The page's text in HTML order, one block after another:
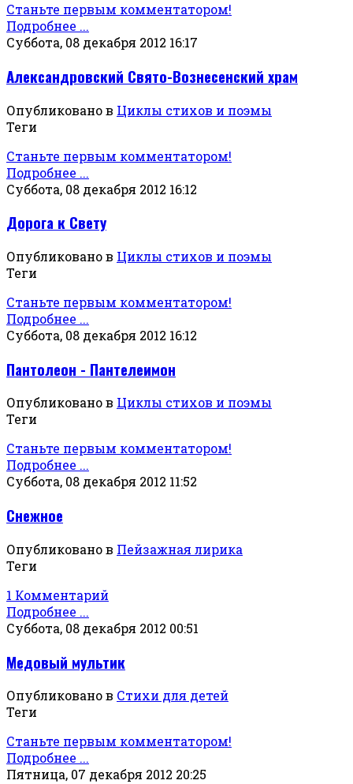
Станьте первым комментатором!
Подробнее ...
Суббота, 08 декабря 2012 16:17
Александровский Свято-Вознесенский храм
Опубликовано в Циклы стихов и поэмы
Теги
Станьте первым комментатором!
Подробнее ...
Суббота, 08 декабря 2012 16:12
Дорога к Свету
Опубликовано в Циклы стихов и поэмы
Теги
Станьте первым комментатором!
Подробнее ...
Суббота, 08 декабря 2012 16:12
Пантолеон - Пантелеимон
Опубликовано в Циклы стихов и поэмы
Теги
Станьте первым комментатором!
Подробнее ...
Суббота, 08 декабря 2012 11:52
Снежное
Опубликовано в Пейзажная лирика
Теги
1 Комментарий
Подробнее ...
Суббота, 08 декабря 2012 00:51
Медовый мультик
Опубликовано в Стихи для детей
Теги
Станьте первым комментатором!
Подробнее ...
Пятница, 07 декабря 2012 20:25